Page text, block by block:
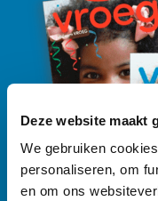
Deze website maakt
We gebruiken
personaliseren, om
en om ons